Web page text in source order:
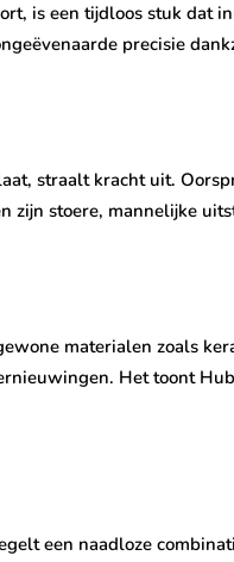
is een tijdloos stuk dat
precisie
straalt kracht uit.
zijn stoere, mannelijke
materialen zoals
Het toont
een naadloze